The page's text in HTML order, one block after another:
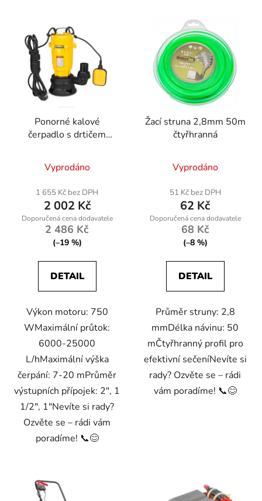
Ponorné kalové
čerpadlo s drtičem
3000P
hodnocení
produktu
je
4,0
z
Vyprodáno
1 655 Kč bez DPH
2 002 Kč
2 486 Kč
(–19 %)
DETAIL
Výkon motoru: 750
WMaximální průtok:
6000-25000
L/hMaximální výška
čerpání: 7-20 mPrůměr
výstupních přípojek: 2", 1
1/2", 1"Nevíte si rady?
Ozvěte se – rádi vám
poradíme! 📞😊
Žací struna 2,8mm 50m
čtyřhranná
Vyprodáno
51 Kč bez DPH
62 Kč
68 Kč
(–8 %)
DETAIL
Průměr struny: 2,8
mmDélka návinu: 50
mČtyřhranný profil pro
efektivní sečeníNevíte si
rady? Ozvěte se – rádi
vám poradíme! 📞😊